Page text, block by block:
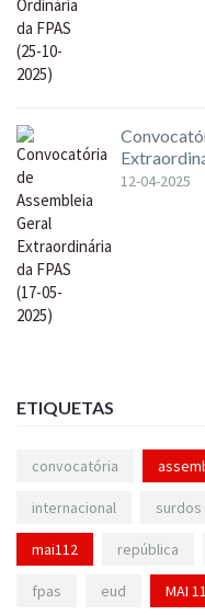
12-04-2025
ETIQUETAS
convocatória
internacional surdos
mai112 república
fpas eud MAI